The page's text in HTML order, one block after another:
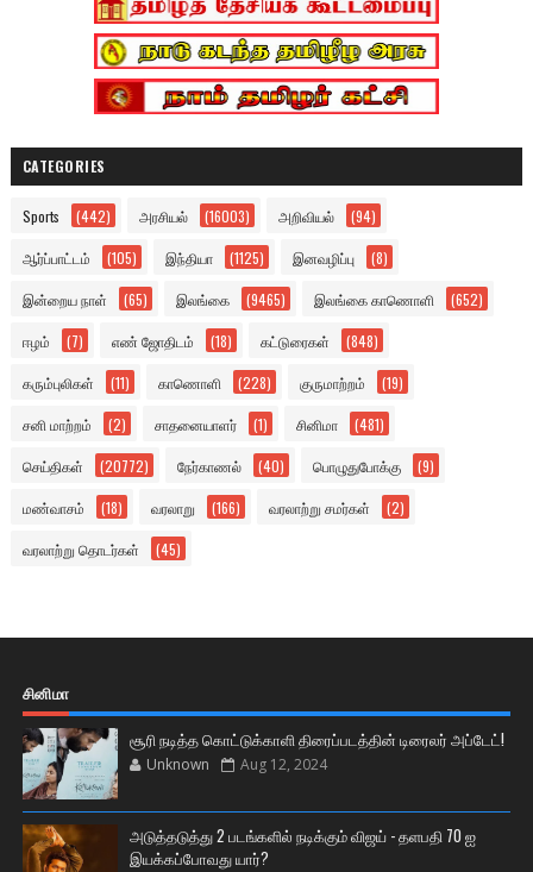
CATEGORIES
Sports (442) அரசியல் (16003) அறிவியல் (94)
ஆர்ப்பாட்டம் (105) இந்தியா (1125) இனவழிப்பு (8)
இன்றைய நாள் (65) இலங்கை (9465) இலங்கை காணொளி (652)
ஈழம் (7) எண் ஜோதிடம் (18) கட்டுரைகள் (848)
கரும்புலிகள் (11) காணொளி (228) குருமாற்றம் (19)
சனி மாற்றம் (2) சாதனையாளர் (1) சினிமா (481)
செய்திகள் (20772) நேர்காணல் (40) பொழுதுபோக்கு (9)
மண்வாசம் (18) வரலாறு (166) வரலாற்று சமர்கள் (2)
வரலாற்று தொடர்கள் (45)
சினிமா
சூரி நடித்த கொட்டுக்காளி திரைப்படத்தின் டிரைலர் அப்டேட்!
Unknown Aug 12, 2024
அடுத்தடுத்து 2 படங்களில் நடிக்கும் விஜய் - தளபதி 70 ஐ
இயக்கப்போவது யார்?